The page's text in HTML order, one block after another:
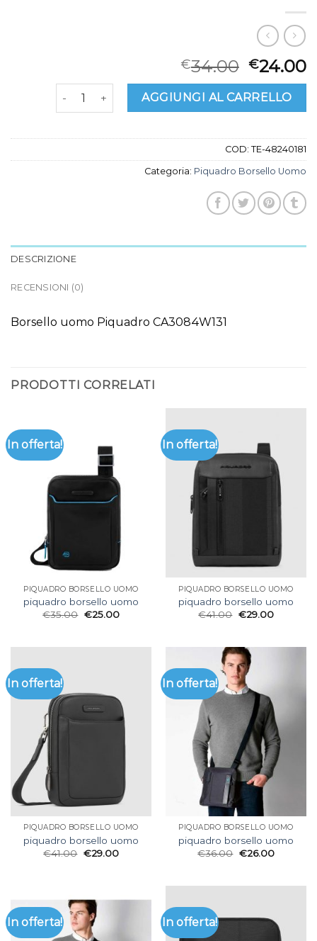
€34.00 €24.00
piquadro borsello uomo quantità
AGGIUNGI AL CARRELLO
COD: TE-48240181
Categoria: Piquadro Borsello Uomo
DESCRIZIONE
RECENSIONI (0)
Borsello uomo Piquadro CA3084W131
PRODOTTI CORRELATI
In offerta!
PIQUADRO BORSELLO UOMO
piquadro borsello uomo
€35.00 €25.00
In offerta!
PIQUADRO BORSELLO UOMO
piquadro borsello uomo
€41.00 €29.00
In offerta!
PIQUADRO BORSELLO UOMO
piquadro borsello uomo
€41.00 €29.00
In offerta!
PIQUADRO BORSELLO UOMO
piquadro borsello uomo
€36.00 €26.00
In offerta! In offerta!